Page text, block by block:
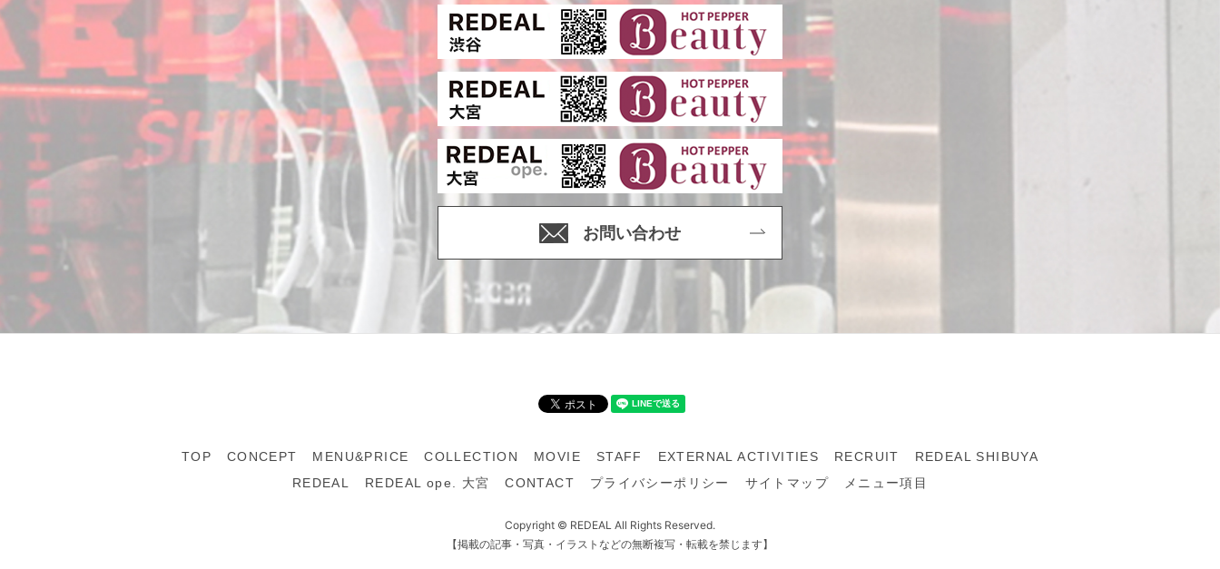
お問い合わせ
TOP CONCEPT MENU&PRICE COLLECTION MOVIE STAFF EXTERNAL ACTIVITIES RECRUIT
REDEAL SHIBUYA
REDEAL
REDEAL ope. 大宮 CONTACT プライバシーポリシー サイトマップ メニュー項目
Copyright © REDEAL All Rights Reserved.
【掲載の記事・写真・イラストなどの無断複写・転載を禁じます】